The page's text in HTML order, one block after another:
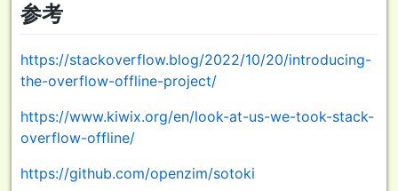
参考
https://stackoverflow.blog/2022/10/20/introducing-
the-overflow-offline-project/
https://www.kiwix.org/en/look-at-us-we-took-stack-
overflow-offline/
https://github.com/openzim/sotoki